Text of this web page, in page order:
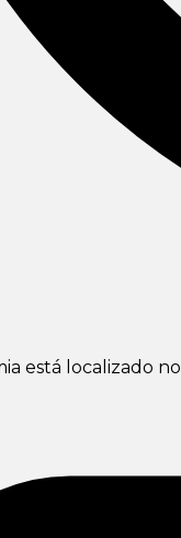
está localizado